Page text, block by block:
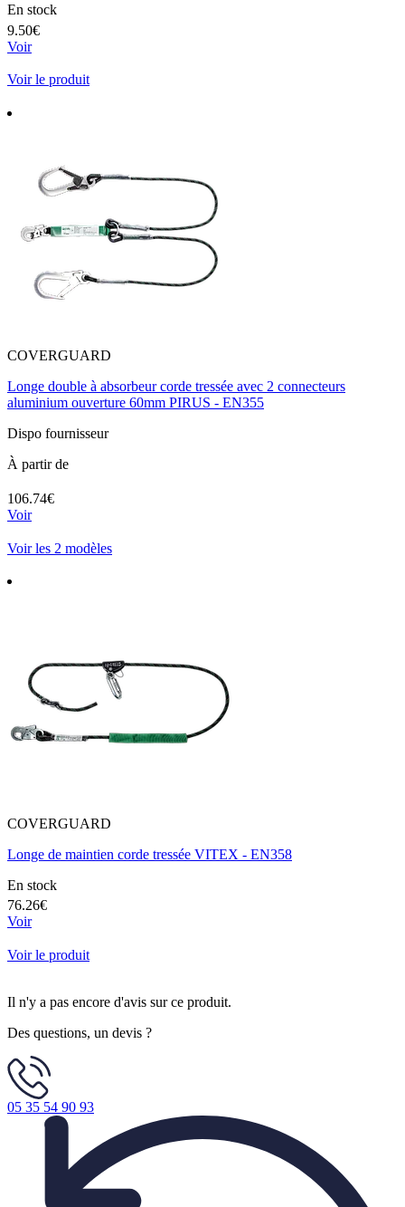
En stock
9.50€
Voir
Voir le produit
COVERGUARD
Longe double à absorbeur corde tressée avec 2 connecteurs
aluminium ouverture 60mm PIRUS - EN355
Dispo fournisseur
À partir de
106.74€
Voir
Voir les 2 modèles
COVERGUARD
Longe de maintien corde tressée VITEX - EN358
En stock
76.26€
Voir
Voir le produit
Il n'y a pas encore d'avis sur ce produit.
Des questions, un devis ?
05 35 54 90 93